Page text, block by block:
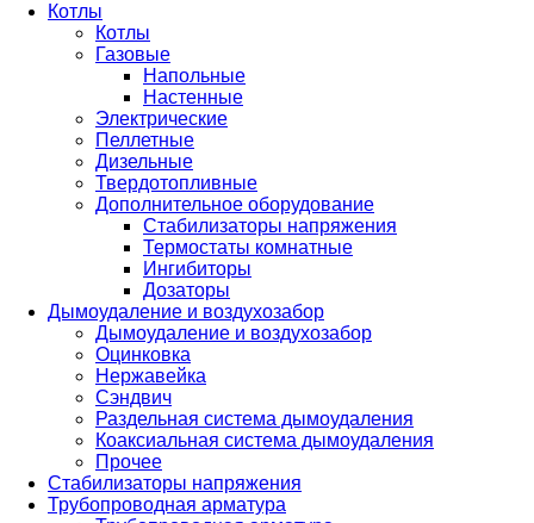
Котлы
Котлы
Газовые
Напольные
Настенные
Электрические
Пеллетные
Дизельные
Твердотопливные
Дополнительное оборудование
Стабилизаторы напряжения
Термостаты комнатные
Ингибиторы
Дозаторы
Дымоудаление и воздухозабор
Дымоудаление и воздухозабор
Оцинковка
Нержавейка
Сэндвич
Раздельная система дымоудаления
Коаксиальная система дымоудаления
Прочее
Стабилизаторы напряжения
Трубопроводная арматура